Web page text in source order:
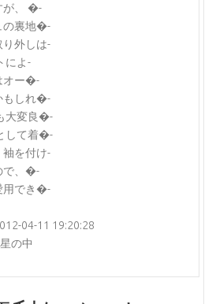
が、 �-
の裏地�-
外しは-
によ-
オー�-
もしれ�-
大変良�-
して着�-
を付け-
で、�-
用でき�-
04-11 19:20:28
の中